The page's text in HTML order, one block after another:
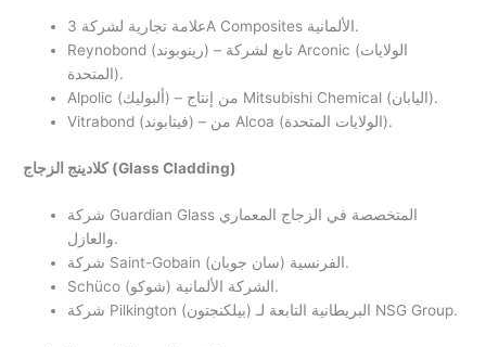
علامة تجارية لشركة 3A Composites الألمانية.
Reynobond (رينوبوند) – تابع لشركة Arconic (الولايات
المتحدة).
Alpolic (ألبوليك) – من إنتاج Mitsubishi Chemical (اليابان).
Vitrabond (فيتابوند) – من Alcoa (الولايات المتحدة).
كلادينج الزجاج (Glass Cladding)
شركة Guardian Glass المتخصصة في الزجاج المعماري
والعازل.
شركة Saint-Gobain (سان جوبان) الفرنسية.
Schüco (شوكو) الشركة الألمانية.
شركة Pilkington (بيلكنجتون) البريطانية التابعة لـ NSG Group.